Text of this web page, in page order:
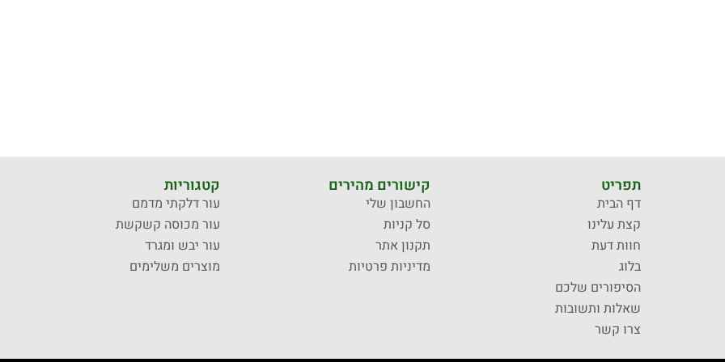
תפריט
דף הבית
קצת עלינו
חוות דעת
בלוג
הסיפורים שלכם
שאלות ותשובות
צרו קשר
קישורים מהירים
החשבון שלי
סל קניות
תקנון אתר
מדיניות פרטיות
קטגוריות
עור דלקתי מדמם
עור מכוסה קשקשת
עור יבש ומגרד
מוצרים משלימים